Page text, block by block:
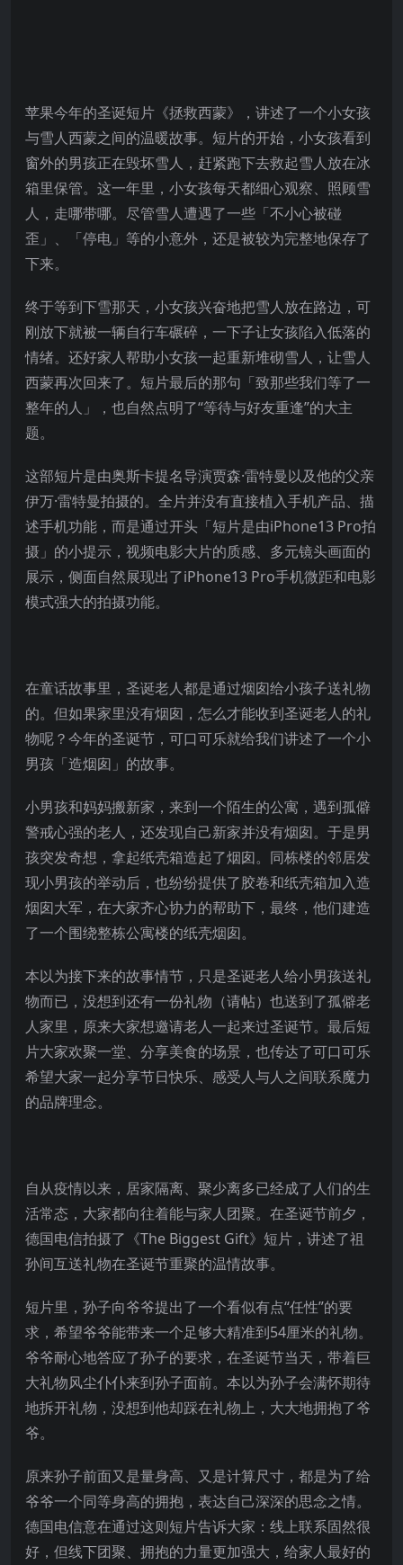
苹果今年的圣诞短片《拯救西蒙》，讲述了一个小女孩
与雪人西蒙之间的温暖故事。短片的开始，小女孩看到
窗外的男孩正在毁坏雪人，赶紧跑下去救起雪人放在冰
箱里保管。这一年里，小女孩每天都细心观察、照顾雪
人，走哪带哪。尽管雪人遭遇了一些「不小心被碰
歪」、「停电」等的小意外，还是被较为完整地保存了
下来。
终于等到下雪那天，小女孩兴奋地把雪人放在路边，可
刚放下就被一辆自行车碾碎，一下子让女孩陷入低落的
情绪。还好家人帮助小女孩一起重新堆砌雪人，让雪人
西蒙再次回来了。短片最后的那句「致那些我们等了一
整年的人」，也自然点明了“等待与好友重逢”的大主
题。
这部短片是由奥斯卡提名导演贾森·雷特曼以及他的父亲
伊万·雷特曼拍摄的。全片并没有直接植入手机产品、描
述手机功能，而是通过开头「短片是由iPhone13 Pro拍
摄」的小提示，视频电影大片的质感、多元镜头画面的
展示，侧面自然展现出了iPhone13 Pro手机微距和电影
模式强大的拍摄功能。
在童话故事里，圣诞老人都是通过烟囱给小孩子送礼物
的。但如果家里没有烟囱，怎么才能收到圣诞老人的礼
物呢？今年的圣诞节，可口可乐就给我们讲述了一个小
男孩「造烟囱」的故事。
小男孩和妈妈搬新家，来到一个陌生的公寓，遇到孤僻
警戒心强的老人，还发现自己新家并没有烟囱。于是男
孩突发奇想，拿起纸壳箱造起了烟囱。同栋楼的邻居发
现小男孩的举动后，也纷纷提供了胶卷和纸壳箱加入造
烟囱大军，在大家齐心协力的帮助下，最终，他们建造
了一个围绕整栋公寓楼的纸壳烟囱。
本以为接下来的故事情节，只是圣诞老人给小男孩送礼
物而已，没想到还有一份礼物（请帖）也送到了孤僻老
人家里，原来大家想邀请老人一起来过圣诞节。最后短
片大家欢聚一堂、分享美食的场景，也传达了可口可乐
希望大家一起分享节日快乐、感受人与人之间联系魔力
的品牌理念。
自从疫情以来，居家隔离、聚少离多已经成了人们的生
活常态，大家都向往着能与家人团聚。在圣诞节前夕，
德国电信拍摄了《The Biggest Gift》短片，讲述了祖
孙间互送礼物在圣诞节重聚的温情故事。
短片里，孙子向爷爷提出了一个看似有点“任性”的要
求，希望爷爷能带来一个足够大精准到54厘米的礼物。
爷爷耐心地答应了孙子的要求，在圣诞节当天，带着巨
大礼物风尘仆仆来到孙子面前。本以为孙子会满怀期待
地拆开礼物，没想到他却踩在礼物上，大大地拥抱了爷
爷。
原来孙子前面又是量身高、又是计算尺寸，都是为了给
爷爷一个同等身高的拥抱，表达自己深深的思念之情。
德国电信意在通过这则短片告诉大家：线上联系固然很
好，但线下团聚、拥抱的力量更加强大，给家人最好的